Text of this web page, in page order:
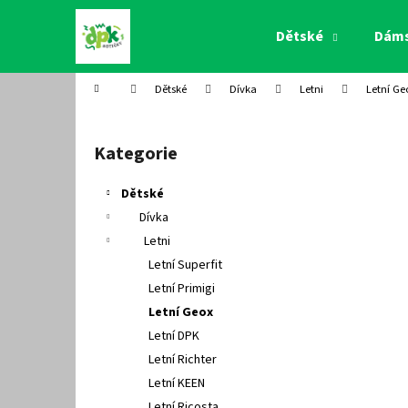
Dětské
Domů Dětské Dívka Letni Letní
Přeskočit
kategorie
Kategorie
Dětské
Dívka
Letni
Letní Superfit
Letní Primigi
Letní Geox
Letní DPK
Letní Richter
Letní KEEN
í
Zpět
do
Zpět
do